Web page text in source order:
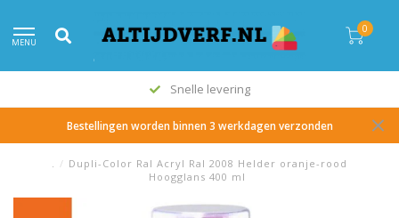
MENU
0
Snelle levering
Bestellingen worden binnen 3 werkdagen verzonden
. / Dupli-Color Ral Acryl Ral 2008 Helder oranje-rood
Hoogglans 400 ml